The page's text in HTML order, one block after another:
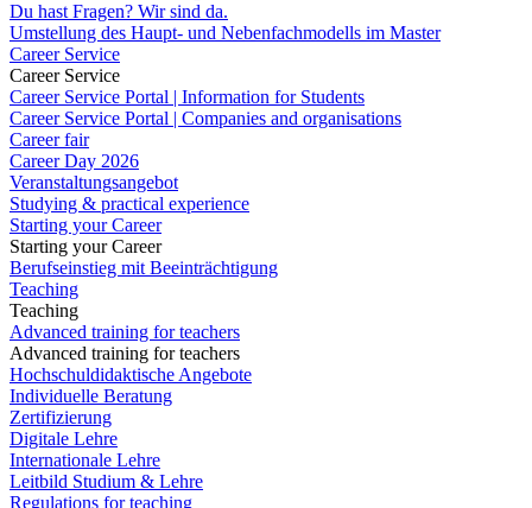
Du hast Fragen? Wir sind da.
Umstellung des Haupt- und Nebenfachmodells im Master
Career Service
Career Service
Career Service Portal | Information for Students
Career Service Portal | Companies and organisations
Career fair
Career Day 2026
Veranstaltungsangebot
Studying & practical experience
Starting your Career
Starting your Career
Berufseinstieg mit Beeinträchtigung
Teaching
Teaching
Advanced training for teachers
Advanced training for teachers
Hochschuldidaktische Angebote
Individuelle Beratung
Zertifizierung
Digitale Lehre
Internationale Lehre
Leitbild Studium & Lehre
Regulations for teaching